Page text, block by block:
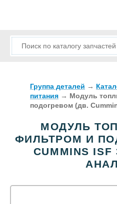
Группа деталей →
питания → Модуль
подогревом (дв.
МОДУЛЬ
ФИЛЬТРОМ И
CUMMINS
КАТАЛОГ
МОДЕЛИ
ОПЛАТА И